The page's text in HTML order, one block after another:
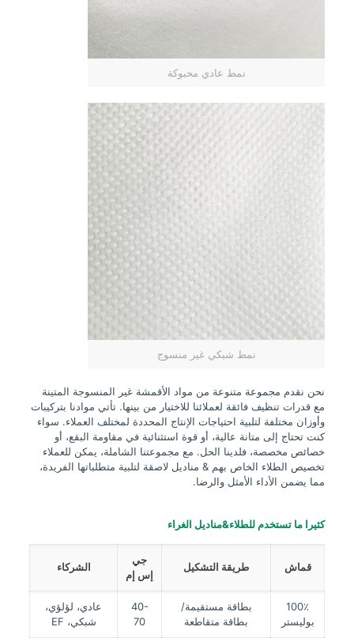
نمط عادي محبوكة
نمط شبكي غير منسوج
نحن نقدم مجموعة متنوعة من مواد الأقمشة غير المنسوجة المتينة
مع قدرات تنظيف فائقة لعملائنا للاختيار من بينها. تأتي موادنا بتركيبات
وأوزان مختلفة لتلبية احتياجات الإنتاج المحددة لمختلف العملاء. سواء
كنت تحتاج إلى متانة عالية، أو قوة استثنائية في مقاومة البقع، أو
خصائص مخصصة، فلدينا الحل. مع مجموعتنا الشاملة، يمكن للعملاء
تخصيص الطلاء الخاص بهم & مناديل لاصقة لتلبية متطلباتها الفريدة،
مما يضمن الأداء الأمثل والرضا.
كثيرا ما تستخدم للطلاء&مناديل الغراء
قماش طريقة التشكيل
جي
إس إم
الشركاء
100٪
بوليستر
بطاقة مستقيمة/
بطاقة متقاطعة
40-
70
عادي، لؤلؤي،
شبكي، EF